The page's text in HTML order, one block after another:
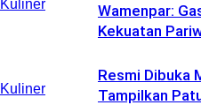
Kuliner
Wamenpar:
Kekuatan
Kuliner
Resmi Dibuka
Tampilkan